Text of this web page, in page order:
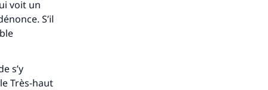
voit un
S’il
s’y
Très-haut